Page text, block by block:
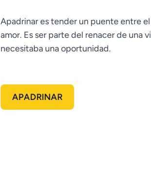
Apadrinar es tender un puente entre
amor. Es ser parte del renacer de una
necesitaba una oportunidad.
APADRINAR